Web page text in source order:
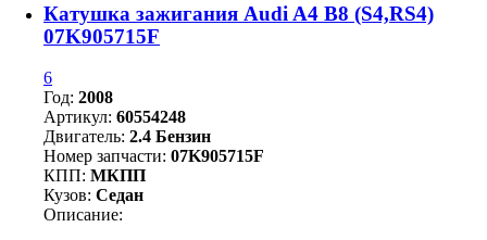
Катушка зажигания Audi A4 B8 (S4,RS4)
07K905715F
6
Год: 2008
Артикул: 60554248
Двигатель: 2.4 Бензин
Номер запчасти: 07K905715F
КПП: МКПП
Кузов: Седан
Описание: